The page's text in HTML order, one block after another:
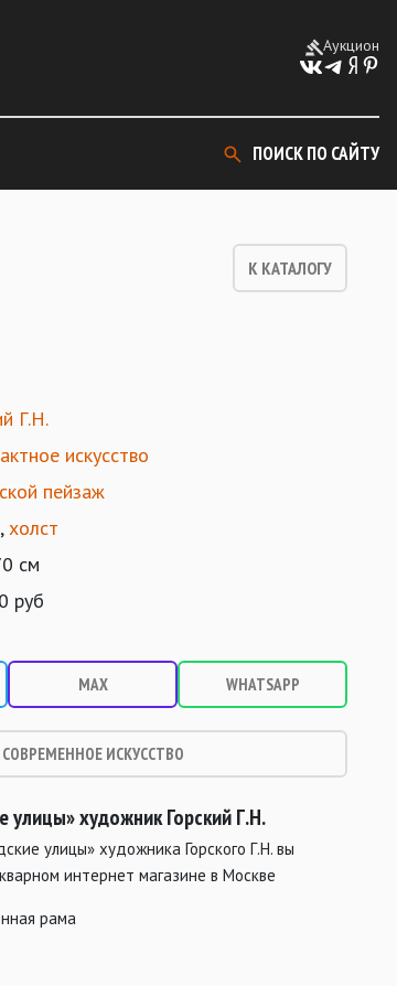
Аукцион
ПОИСК ПО САЙТУ
К КАТАЛОГУ
Г.Н.
искусство
пейзаж
,холст
см
руб
MAX WHATSAPP
СОВРЕМЕННОЕ ИСКУССТВО
улицы» художник Горский Г.Н.
улицы» художника Горского Г.Н. вы
интернет магазине в Москве
рама